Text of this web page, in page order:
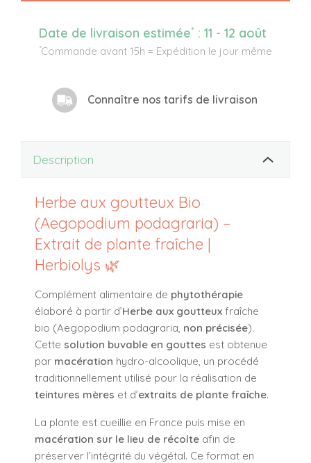
Date de livraison estimée* : 11 - 12 août
*Commande avant 15h = Expédition le jour même
Connaître nos tarifs de livraison
Description
Herbe aux goutteux Bio
(Aegopodium podagraria) –
Extrait de plante fraîche |
Herbiolys 🌿
Complément alimentaire de phytothérapie
élaboré à partir d’Herbe aux goutteux fraîche
bio (Aegopodium podagraria, non précisée).
Cette solution buvable en gouttes est obtenue
par macération hydro-alcoolique, un procédé
traditionnellement utilisé pour la réalisation de
teintures mères et d’extraits de plante fraîche.
La plante est cueillie en France puis mise en
macération sur le lieu de récolte afin de
préserver l’intégrité du végétal. Ce format en